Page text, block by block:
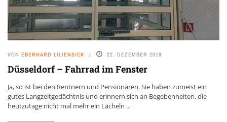
VON EBERHARD LILIENSIEK 22. DEZEMBER 2019
Düsseldorf – Fahrrad im Fenster
Ja, so ist bei den Rentnern und Pensionären. Sie haben zumeist ein
gutes Langzeitgedächtnis und erinnern sich an Begebenheiten, die
heutzutage nicht mal mehr ein Lächeln ...